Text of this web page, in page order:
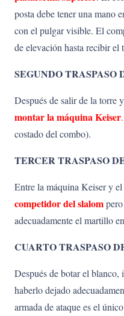
posta debe tener una mano
con el pulgar visible. El
de elevación hasta recibir el
SEGUNDO
Después de salir de la torre y
montar la máquina Keiser.
costado del combo).
TERCER TRASPASO
Entre la máquina Keiser y el
competidor del slalom
adecuadamente el martillo
CUARTO TRASPASO
Después de botar el
haberlo dejado
armada de ataque es el